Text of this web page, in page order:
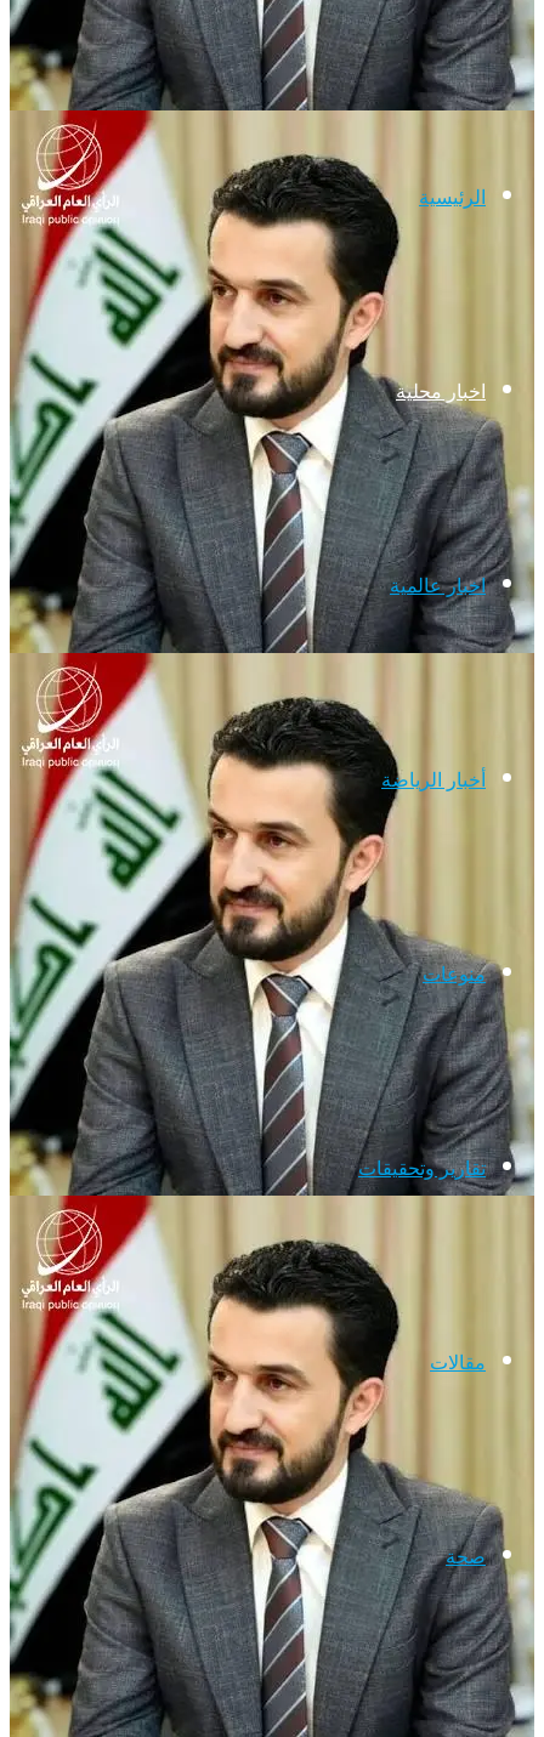
الرئيسية
اخبار محلية
اخبار عالمية
أخبار الرياضة
منوعات
تقارير وتحقيقات
مقالات
صحة